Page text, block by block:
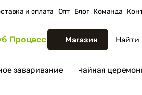
и оплата Опт Блог Команда
Процесс Магазин
заваривание Чайная